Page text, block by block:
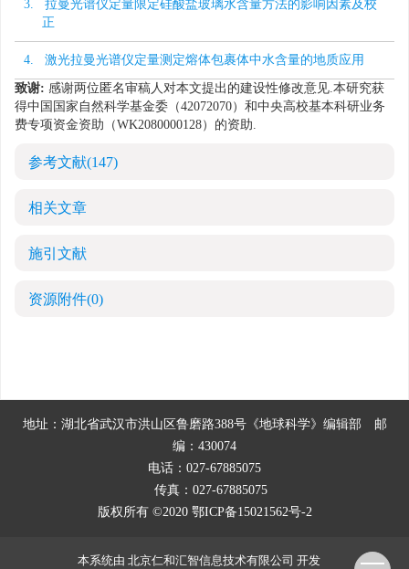
3. 拉曼光谱仪定量限定硅酸盐玻璃水含量方法的影响因素及校
正
4. 激光拉曼光谱仪定量测定熔体包裹体中水含量的地质应用
致谢: 感谢两位匿名审稿人对本文提出的建设性修改意见.本研究获
得中国国家自然科学基金委（42072070）和中央高校基本科研业务
费专项资金资助（WK2080000128）的资助.
参考文献(147)
相关文章
施引文献
资源附件(0)
地址：湖北省武汉市洪山区鲁磨路388号《地球科学》编辑部 邮
编：430074
电话：027-67885075
传真：027-67885075
版权所有 ©2020 鄂ICP备15021562号-2
本系统由 北京仁和汇智信息技术有限公司 开发